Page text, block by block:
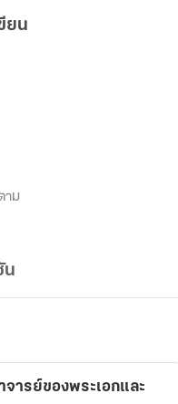
ยน
าม
น
ารย์ของพระเอกและ